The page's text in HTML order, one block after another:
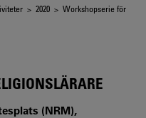
> 2020 > Workshopserie för
(NRM),